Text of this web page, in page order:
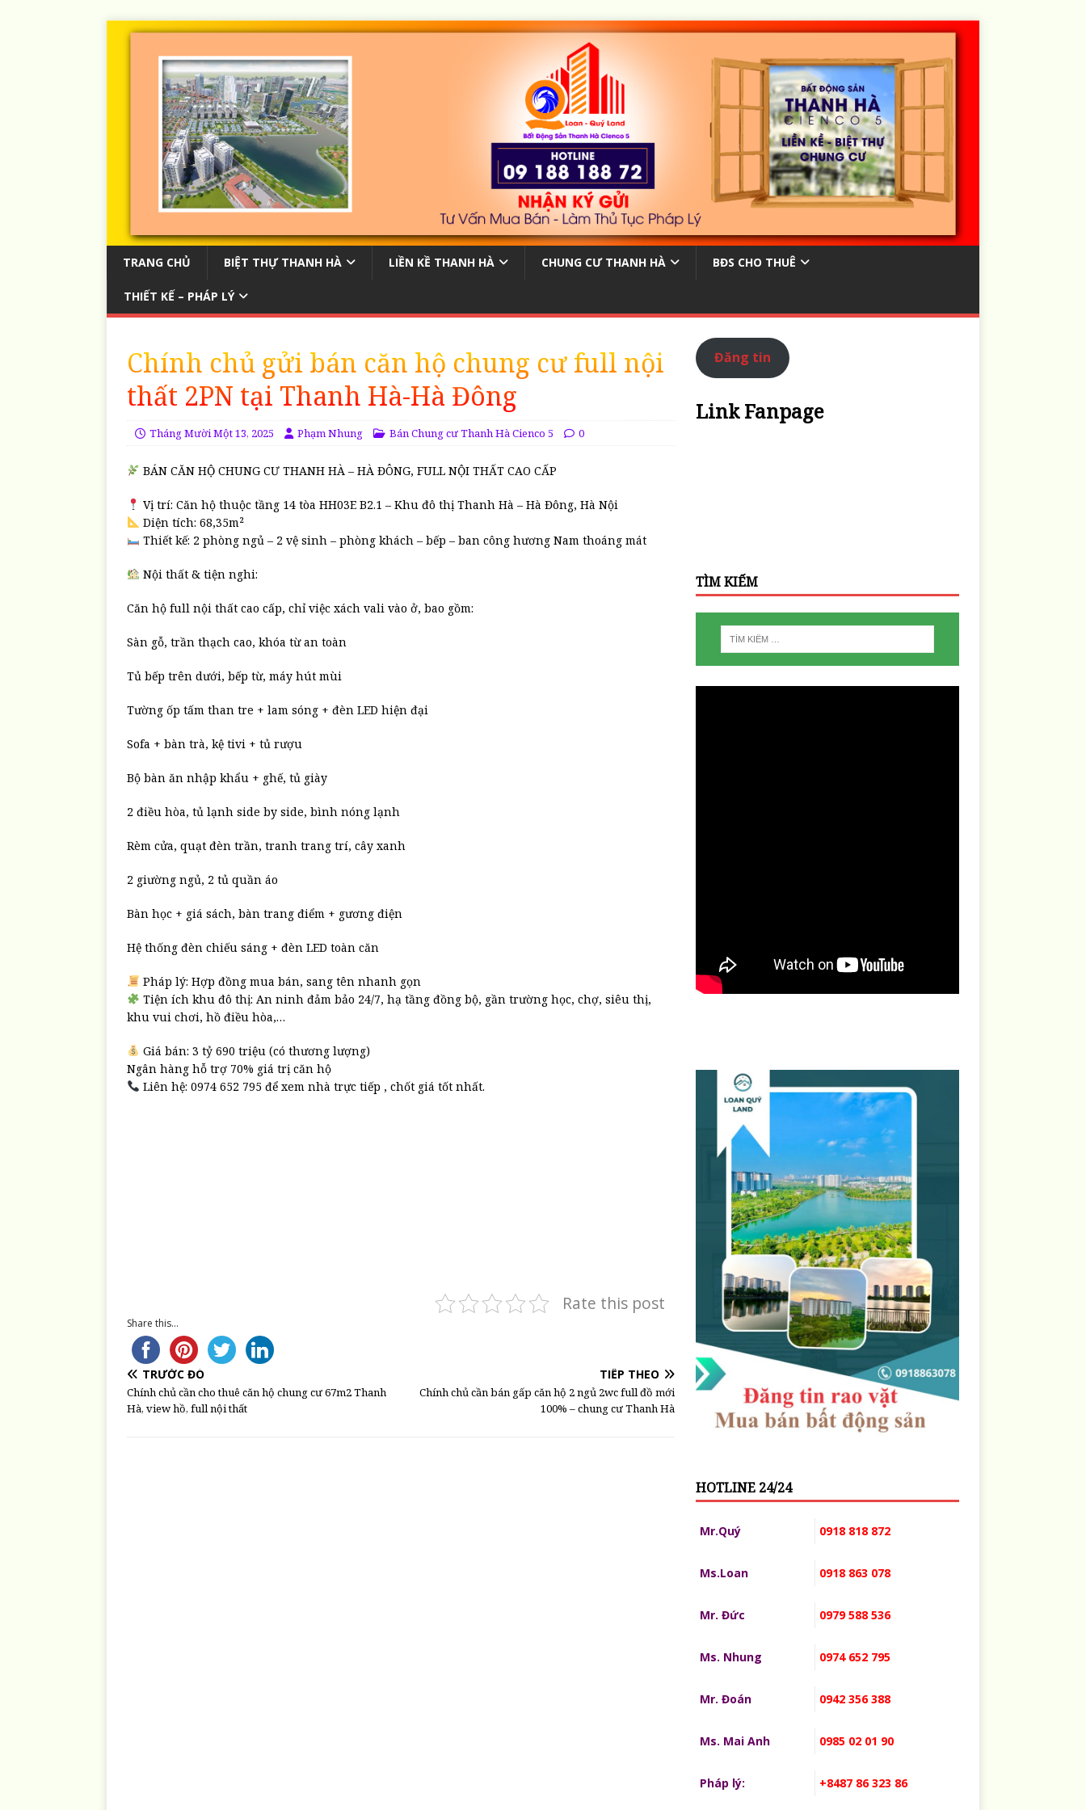
TRANG CHỦ BIỆT THỰ THANH HÀ LIỀN KỀ THANH HÀ CHUNG CƯ THANH HÀ BĐS CHO THUÊ
THIẾT KẾ – PHÁP LÝ
Chính chủ gửi bán căn hộ chung cư full nội
thất 2PN tại Thanh Hà-Hà Đông
Tháng Mười Một 13, 2025 Phạm Nhung Bán Chung cư Thanh Hà Cienco 5 0
BÁN CĂN HỘ CHUNG CƯ THANH HÀ – HÀ ĐÔNG, FULL NỘI THẤT CAO CẤP
Vị trí: Căn hộ thuộc tầng 14 tòa HH03E B2.1 – Khu đô thị Thanh Hà – Hà Đông, Hà Nội
Diện tích: 68,35m²
Thiết kế: 2 phòng ngủ – 2 vệ sinh – phòng khách – bếp – ban công hương Nam thoáng mát
Nội thất & tiện nghi:
Căn hộ full nội thất cao cấp, chỉ việc xách vali vào ở, bao gồm:
Sàn gỗ, trần thạch cao, khóa từ an toàn
Tủ bếp trên dưới, bếp từ, máy hút mùi
Tường ốp tấm than tre + lam sóng + đèn LED hiện đại
Sofa + bàn trà, kệ tivi + tủ rượu
Bộ bàn ăn nhập khẩu + ghế, tủ giày
2 điều hòa, tủ lạnh side by side, bình nóng lạnh
Rèm cửa, quạt đèn trần, tranh trang trí, cây xanh
2 giường ngủ, 2 tủ quần áo
Bàn học + giá sách, bàn trang điểm + gương điện
Hệ thống đèn chiếu sáng + đèn LED toàn căn
Pháp lý: Hợp đồng mua bán, sang tên nhanh gọn
Tiện ích khu đô thị: An ninh đảm bảo 24/7, hạ tầng đồng bộ, gần trường học, chợ, siêu thị,
khu vui chơi, hồ điều hòa,…
Giá bán: 3 tỷ 690 triệu (có thương lượng)
Ngân hàng hỗ trợ 70% giá trị căn hộ
Liên hệ: 0974 652 795 để xem nhà trực tiếp , chốt giá tốt nhất.
Rate this post
Share this...
TRƯỚC ĐÓ
Chính chủ cần cho thuê căn hộ chung cư 67m2 Thanh
Hà, view hồ, full nội thất
TIẾP THEO
Chính chủ cần bán gấp căn hộ 2 ngủ 2wc full đồ mới
100% – chung cư Thanh Hà
Đăng tin
Link Fanpage
TÌM KIẾM
HOTLINE 24/24
Mr.Quý 0918 818 872
Ms.Loan 0918 863 078
Mr. Đức 0979 588 536
Ms. Nhung 0974 652 795
Mr. Đoán 0942 356 388
Ms. Mai Anh 0985 02 01 90
Pháp lý: +8487 86 323 86